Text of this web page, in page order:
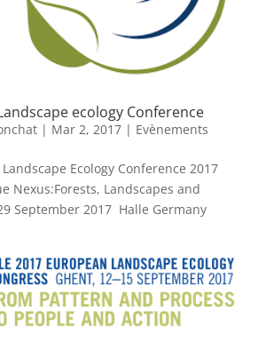
ecology Conference
| Mar 2, 2017| Evènements
Landscape Ecology Conference 2017
Nexus:Forests, Landscapes and
September 2017 Halle Germany